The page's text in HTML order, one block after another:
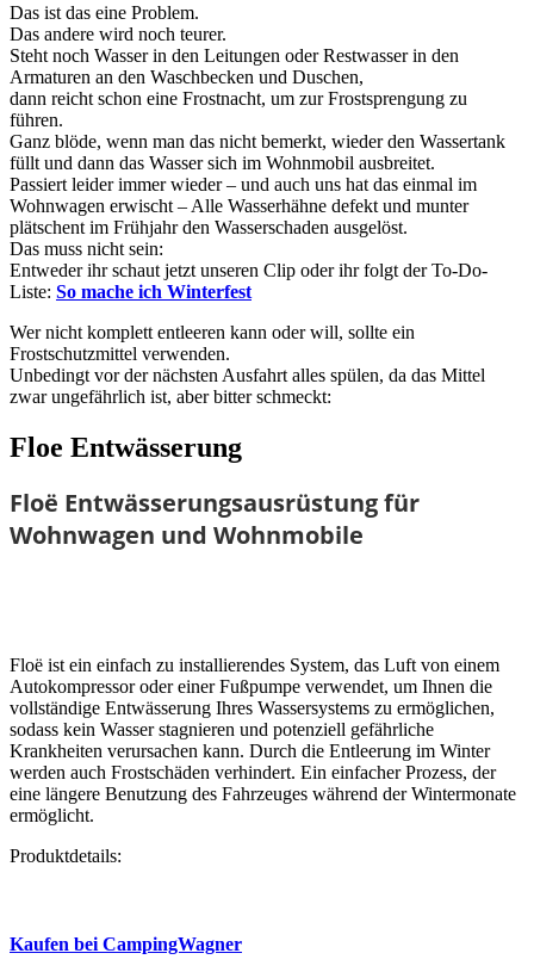
Das ist das eine Problem.
Das andere wird noch teurer.
Steht noch Wasser in den Leitungen oder Restwasser in den
Armaturen an den Waschbecken und Duschen,
dann reicht schon eine Frostnacht, um zur Frostsprengung zu
führen.
Ganz blöde, wenn man das nicht bemerkt, wieder den Wassertank
füllt und dann das Wasser sich im Wohnmobil ausbreitet.
Passiert leider immer wieder – und auch uns hat das einmal im
Wohnwagen erwischt – Alle Wasserhähne defekt und munter
plätschent im Frühjahr den Wasserschaden ausgelöst.
Das muss nicht sein:
Entweder ihr schaut jetzt unseren Clip oder ihr folgt der To-Do-
Liste: So mache ich Winterfest
Wer nicht komplett entleeren kann oder will, sollte ein
Frostschutzmittel verwenden.
Unbedingt vor der nächsten Ausfahrt alles spülen, da das Mittel
zwar ungefährlich ist, aber bitter schmeckt:
Floe Entwässerung
Floë Entwässerungsausrüstung für
Wohnwagen und Wohnmobile
Floë ist ein einfach zu installierendes System, das Luft von einem
Autokompressor oder einer Fußpumpe verwendet, um Ihnen die
vollständige Entwässerung Ihres Wassersystems zu ermöglichen,
sodass kein Wasser stagnieren und potenziell gefährliche
Krankheiten verursachen kann. Durch die Entleerung im Winter
werden auch Frostschäden verhindert. Ein einfacher Prozess, der
eine längere Benutzung des Fahrzeuges während der Wintermonate
ermöglicht.
Produktdetails:
Kaufen bei CampingWagner